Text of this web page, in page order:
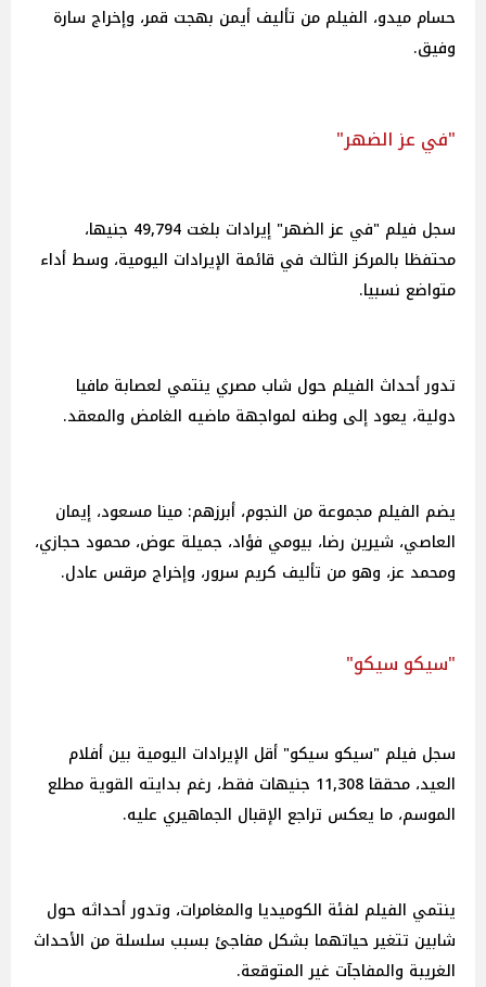
حسام ميدو، الفيلم من تأليف أيمن بهجت قمر، وإخراج سارة
وفيق.
"في عز الضهر"
سجل فيلم "في عز الضهر" إيرادات بلغت 49,794 جنيها،
محتفظا بالمركز الثالث في قائمة الإيرادات اليومية، وسط أداء
متواضع نسبيا.
تدور أحداث الفيلم حول شاب مصري ينتمي لعصابة مافيا
دولية، يعود إلى وطنه لمواجهة ماضيه الغامض والمعقد.
يضم الفيلم مجموعة من النجوم، أبرزهم: مينا مسعود، إيمان
العاصي، شيرين رضا، بيومي فؤاد، جميلة عوض، محمود حجازي،
ومحمد عز، وهو من تأليف كريم سرور، وإخراج مرقس عادل.
"سيكو سيكو"
سجل فيلم "سيكو سيكو" أقل الإيرادات اليومية بين أفلام
العيد، محققا 11,308 جنيهات فقط، رغم بدايته القوية مطلع
الموسم، ما يعكس تراجع الإقبال الجماهيري عليه.
ينتمي الفيلم لفئة الكوميديا والمغامرات، وتدور أحداثه حول
شابين تتغير حياتهما بشكل مفاجئ بسبب سلسلة من الأحداث
الغريبة والمفاجآت غير المتوقعة.